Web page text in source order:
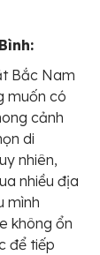
Bắc Nam
muốn có
cảnh
di
nhiên,
nhiều địa
mình
không ổn
để tiếp